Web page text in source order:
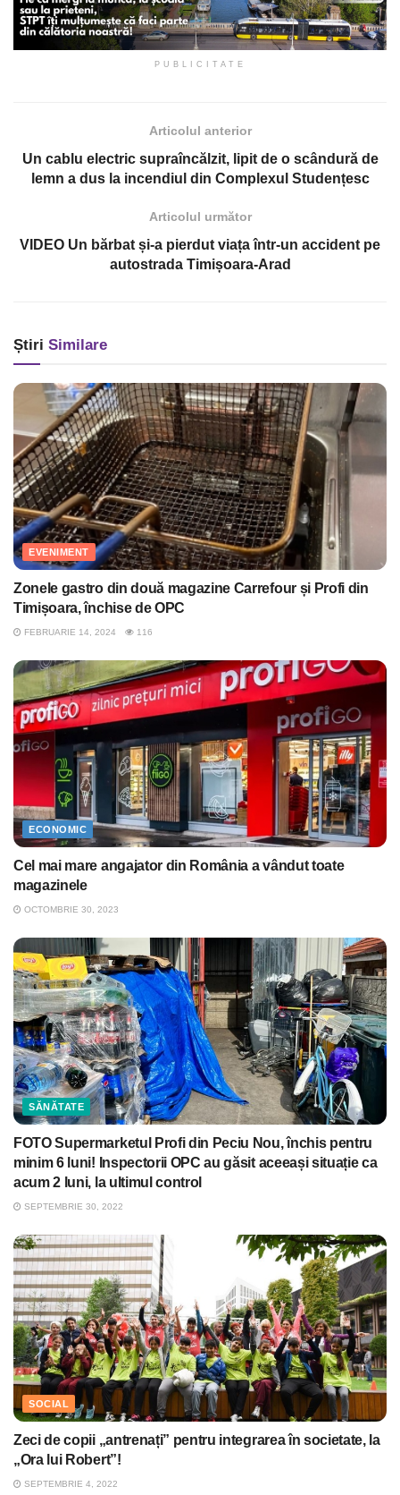
PUBLICITATE
Articolul anterior
Un cablu electric supraîncălzit, lipit de o scândură de
lemn a dus la incendiul din Complexul Studențesc
Articolul următor
VIDEO Un bărbat și-a pierdut viața într-un accident pe
autostrada Timișoara-Arad
Știri Similare
EVENIMENT
Zonele gastro din două magazine Carrefour și Profi din
Timișoara, închise de OPC
FEBRUARIE 14, 2024 116
ECONOMIC
Cel mai mare angajator din România a vândut toate
magazinele
OCTOMBRIE 30, 2023
SĂNĂTATE
FOTO Supermarketul Profi din Peciu Nou, închis pentru
minim 6 luni! Inspectorii OPC au găsit aceeași situație ca
acum 2 luni, la ultimul control
SEPTEMBRIE 30, 2022
SOCIAL
Zeci de copii „antrenați” pentru integrarea în societate, la
„Ora lui Robert”!
SEPTEMBRIE 4, 2022